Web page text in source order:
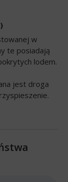
w
te posiadają
lodem.
jest droga